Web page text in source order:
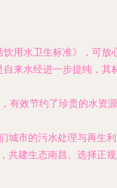
用水卫生标准》，可放
来水经进一步提纯，
，有效节约了珍贵的水
城市的污水处理与再
建生态南昌。选择正